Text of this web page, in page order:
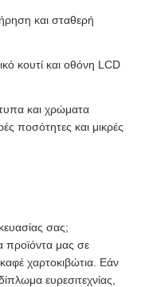
και σταθερή
κουτί και οθόνη LCD
και χρώματα
ποσότητες και μικρές
σας;
προϊόντα μας σε
χαρτοκιβώτια. Εάν
ευρεσιτεχνίας,